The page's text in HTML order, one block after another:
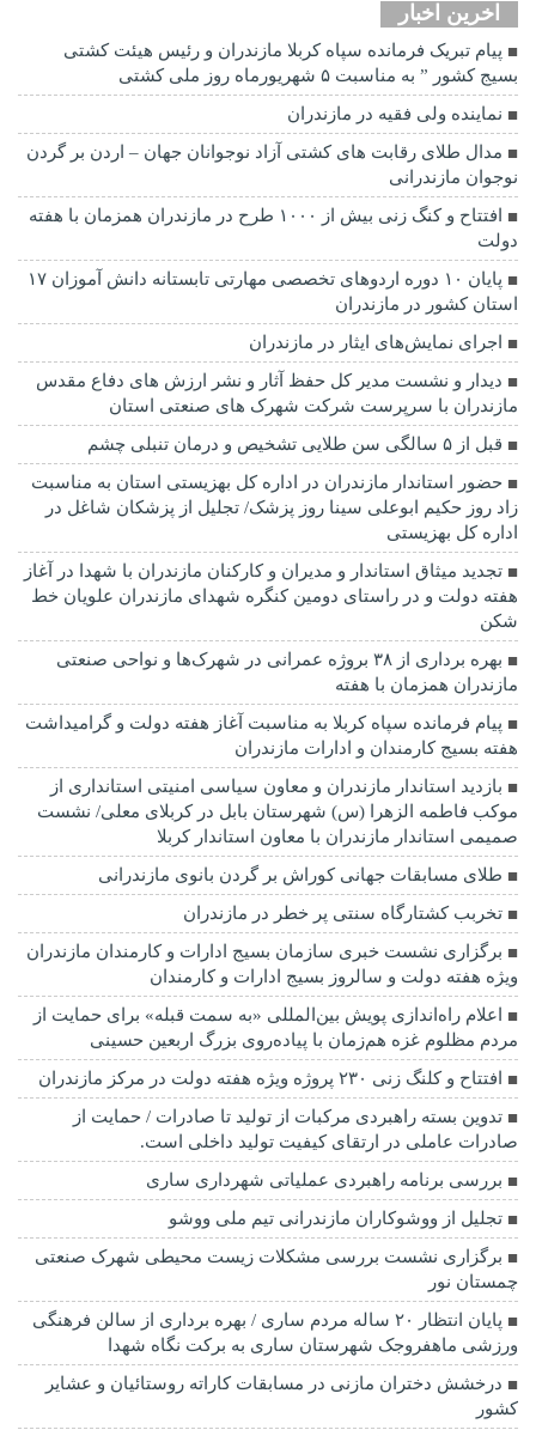
اخرین اخبار
پیام تبریک فرمانده سپاه کربلا مازندران و رئیس هیئت کشتی
بسیج کشور ” به مناسبت ۵ شهریورماه روز ملی کشتی
نماينده ولی فقیه در مازندران
مدال طلای رقابت های کشتی آزاد نوجوانان جهان – اردن بر گردن
نوجوان مازندرانی
افتتاح و کنگ زنی بیش از ۱۰۰۰ طرح در مازندران همزمان با هفته
دولت
پایان ۱۰ دوره اردوهای تخصصی مهارتی تابستانه دانش آموزان ۱۷
استان کشور در مازندران
اجرای نمایش‌های ایثار در مازندران
دیدار و نشست مدیر کل حفظ آثار و نشر ارزش های دفاع مقدس
مازندران با سرپرست شرکت شهرک های صنعتی استان
قبل از ۵ سالگی سن طلایی تشخیص و درمان تنبلی چشم
حضور استاندار مازندران در اداره کل بهزیستی استان به مناسبت
زاد روز حکیم ابوعلی سینا روز پزشک/ تجلیل از پزشکان شاغل در
اداره کل بهزیستی
تجدید میثاق استاندار و مدیران و کارکنان مازندران با شهدا در آغاز
هفته دولت و در راستای دومین کنگره شهدای مازندران علویان خط
شکن
بهره برداری از ۳۸ بروژه عمرانی در شهرک‌ها و نواحی صنعتی
مازندران همزمان با هفته
پیام فرمانده سپاه کربلا به مناسبت آغاز هفته دولت و گرامیداشت
هفته بسیج کارمندان و ادارات مازندران
بازدید استاندار مازندران و معاون سیاسی امنیتی استانداری از
موکب فاطمه الزهرا (س) شهرستان بابل در کربلای معلی/ نشست
صمیمی استاندار مازندران با معاون استاندار کربلا
طلای مسابقات جهانی کوراش بر گردن بانوی مازندرانی
تخربب کشتارگاه سنتی پر خطر در مازندران
برگزاری نشست خبری سازمان بسیج ادارات و کارمندان مازندران
ویژه هفته دولت و سالروز بسیج ادارات و کارمندان
اعلام راه‌اندازی پویش بین‌المللی «به سمت قبله» برای حمایت از
مردم مظلوم غزه هم‌زمان با پیاده‌روی بزرگ اربعین حسینی
افتتاح و کلنگ زنی ۲۳۰ پروژه ویژه هفته دولت در مرکز مازندران
تدوین بسته راهبردی مرکبات از تولید تا صادرات / حمایت از
صادرات عاملی در ارتقای کیفیت تولید داخلی است.
بررسی برنامه راهبردی عملیاتی شهرداری ساری
تجلیل از ووشوکاران مازندرانی تیم ملی ووشو
برگزاری نشست بررسی مشکلات زیست محیطی شهرک صنعتی
چمستان نور
پایان انتظار ۲۰ ساله مردم ساری / بهره برداری از سالن فرهنگی
ورزشی ماهفروجک شهرستان ساری به برکت نگاه شهدا
درخشش دختران مازنی در مسابقات کاراته روستائیان و عشایر
کشور